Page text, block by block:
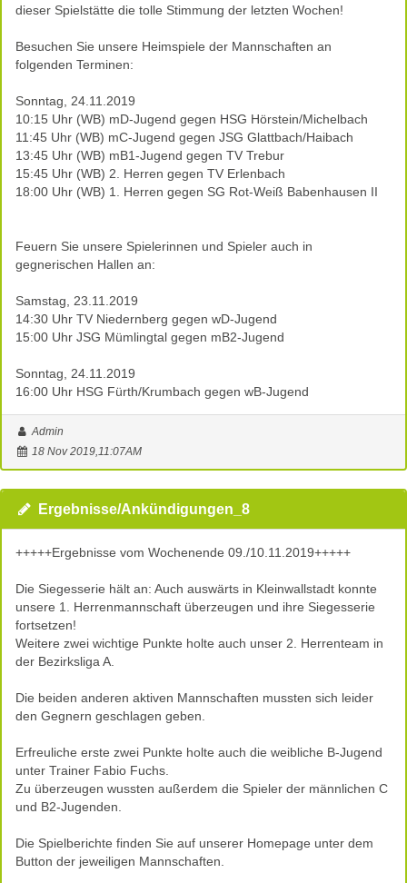
dieser Spielstätte die tolle Stimmung der letzten Wochen!
Besuchen Sie unsere Heimspiele der Mannschaften an
folgenden Terminen:
Sonntag, 24.11.2019
10:15 Uhr (WB) mD-Jugend gegen HSG Hörstein/Michelbach
11:45 Uhr (WB) mC-Jugend gegen JSG Glattbach/Haibach
13:45 Uhr (WB) mB1-Jugend gegen TV Trebur
15:45 Uhr (WB) 2. Herren gegen TV Erlenbach
18:00 Uhr (WB) 1. Herren gegen SG Rot-Weiß Babenhausen II
Feuern Sie unsere Spielerinnen und Spieler auch in
gegnerischen Hallen an:
Samstag, 23.11.2019
14:30 Uhr TV Niedernberg gegen wD-Jugend
15:00 Uhr JSG Mümlingtal gegen mB2-Jugend
Sonntag, 24.11.2019
16:00 Uhr HSG Fürth/Krumbach gegen wB-Jugend
Admin
18 Nov 2019,11:07AM
Ergebnisse/Ankündigungen_8
+++++Ergebnisse vom Wochenende 09./10.11.2019+++++
Die Siegesserie hält an: Auch auswärts in Kleinwallstadt konnte
unsere 1. Herrenmannschaft überzeugen und ihre Siegesserie
fortsetzen!
Weitere zwei wichtige Punkte holte auch unser 2. Herrenteam in
der Bezirksliga A.
Die beiden anderen aktiven Mannschaften mussten sich leider
den Gegnern geschlagen geben.
Erfreuliche erste zwei Punkte holte auch die weibliche B-Jugend
unter Trainer Fabio Fuchs.
Zu überzeugen wussten außerdem die Spieler der männlichen C
und B2-Jugenden.
Die Spielberichte finden Sie auf unserer Homepage unter dem
Button der jeweiligen Mannschaften.